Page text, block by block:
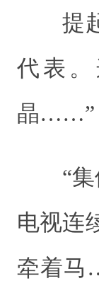
提
代表
晶……”
“
电视连
牵着马